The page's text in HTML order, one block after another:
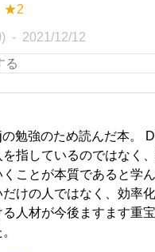
★2
2021/12/12
勉強のため読んだ本。
を指しているのではなく
くことが本質であると学
だけの人ではなく、効率
人材が今後ますます重